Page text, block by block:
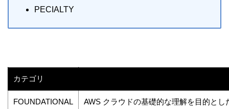
PECIALTY
カテゴリ
FOUNDATIONAL
AWS クラウドの基礎的な理解を目的とし